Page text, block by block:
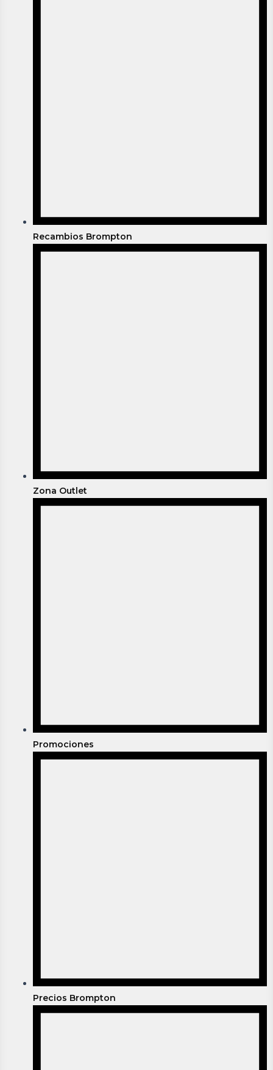
Recambios Brompton
Zona Outlet
Promociones
Precios Brompton